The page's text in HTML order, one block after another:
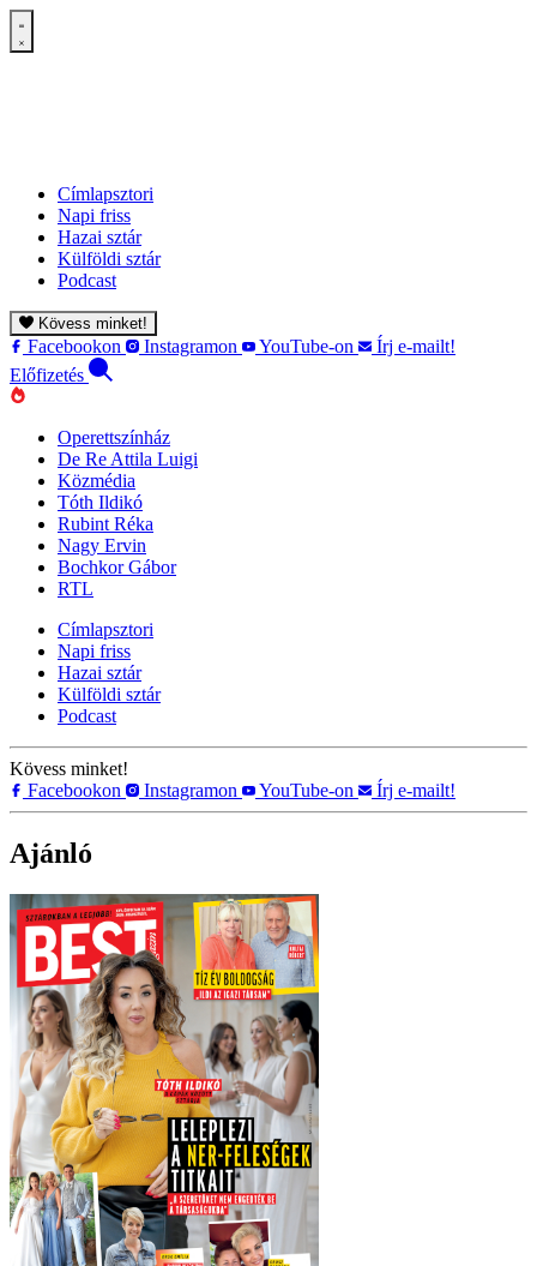
Címlapsztori
Napi friss
Hazai sztár
Külföldi sztár
Podcast
Kövess minket!
Facebookon Instagramon YouTube-on
Írj e-mailt!
Előfizetés
Operettszínház
De Re Attila Luigi
Közmédia
Tóth Ildikó
Rubint Réka
Nagy Ervin
Bochkor Gábor
RTL
Címlapsztori
Napi friss
Hazai sztár
Külföldi sztár
Podcast
Kövess minket!
Facebookon
Instagramon YouTube-on Írj e-mailt!
Ajánló